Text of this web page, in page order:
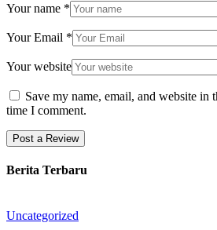
Your name *
Your Email *
Your website
Save my name, email, and website in
time I comment.
Berita Terbaru
Uncategorized